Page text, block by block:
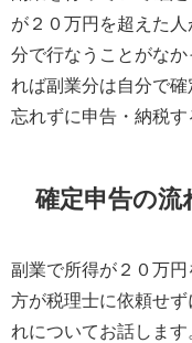
が２０万円を超えた
分で行なうことがな
れば副業分は自分で確
忘れずに申告・納税す
確定申告の流
副業で所得が２０万
方が税理士に依頼せ
れについてお話します